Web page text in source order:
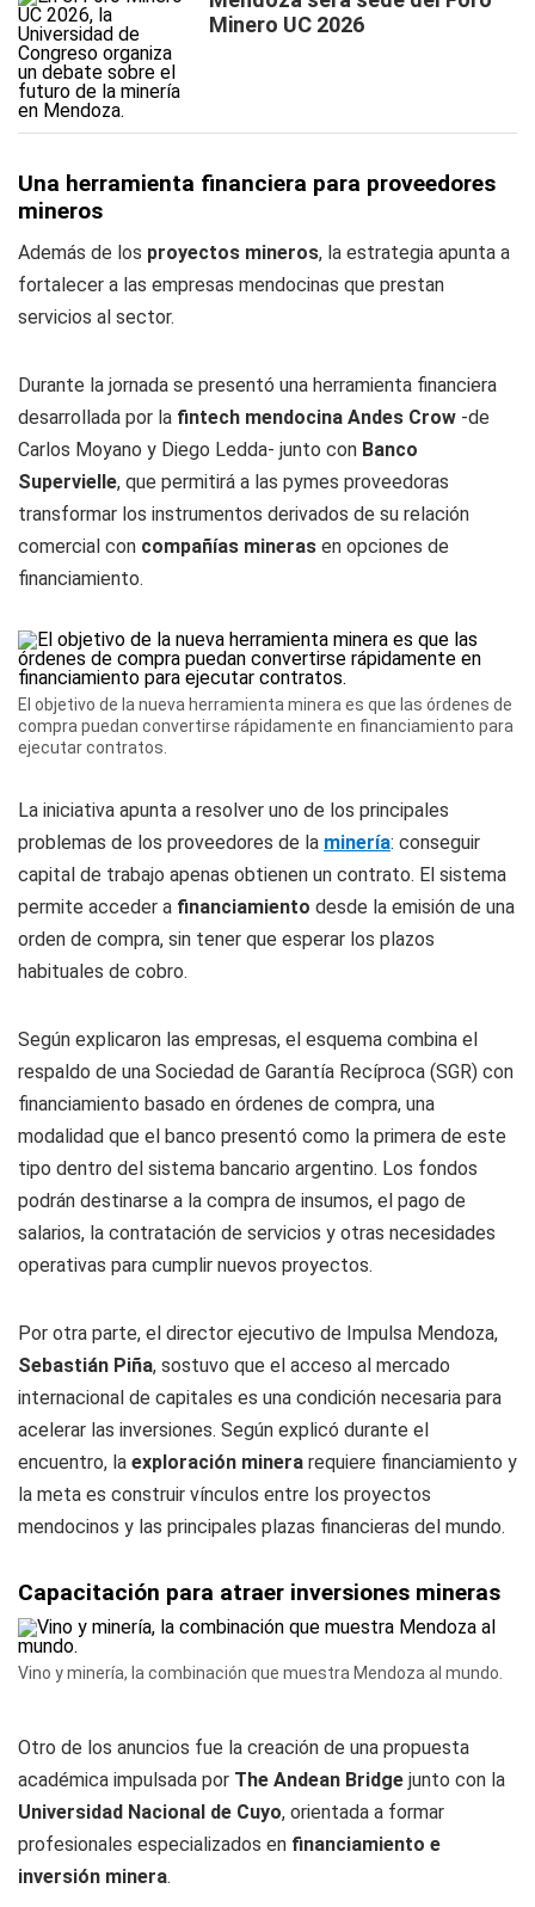
Minero UC 2026
Una herramienta financiera para proveedores
mineros
Además de los proyectos mineros, la estrategia apunta a
fortalecer a las empresas mendocinas que prestan
servicios al sector.
Durante la jornada se presentó una herramienta financiera
desarrollada por la fintech mendocina Andes Crow -de
Carlos Moyano y Diego Ledda- junto con Banco
Supervielle, que permitirá a las pymes proveedoras
transformar los instrumentos derivados de su relación
comercial con compañías mineras en opciones de
financiamiento.
El objetivo de la nueva herramienta minera es que las órdenes de
compra puedan convertirse rápidamente en financiamiento para
ejecutar contratos.
La iniciativa apunta a resolver uno de los principales
problemas de los proveedores de la minería: conseguir
capital de trabajo apenas obtienen un contrato. El sistema
permite acceder a financiamiento desde la emisión de una
orden de compra, sin tener que esperar los plazos
habituales de cobro.
Según explicaron las empresas, el esquema combina el
respaldo de una Sociedad de Garantía Recíproca (SGR) con
financiamiento basado en órdenes de compra, una
modalidad que el banco presentó como la primera de este
tipo dentro del sistema bancario argentino. Los fondos
podrán destinarse a la compra de insumos, el pago de
salarios, la contratación de servicios y otras necesidades
operativas para cumplir nuevos proyectos.
Por otra parte, el director ejecutivo de Impulsa Mendoza,
Sebastián Piña, sostuvo que el acceso al mercado
internacional de capitales es una condición necesaria para
acelerar las inversiones. Según explicó durante el
encuentro, la exploración minera requiere financiamiento y
la meta es construir vínculos entre los proyectos
mendocinos y las principales plazas financieras del mundo.
Capacitación para atraer inversiones mineras
Vino y minería, la combinación que muestra Mendoza al mundo.
Otro de los anuncios fue la creación de una propuesta
académica impulsada por The Andean Bridge junto con la
Universidad Nacional de Cuyo, orientada a formar
profesionales especializados en financiamiento e
inversión minera.